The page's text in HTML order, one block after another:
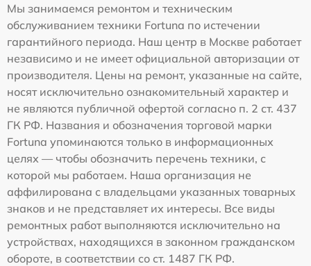
Мы занимаемся ремонтом и техническим
обслуживанием техники Fortuna по истечении
гарантийного периода. Наш центр в Москве работает
независимо и не имеет официальной авторизации от
производителя. Цены на ремонт, указанные на сайте,
носят исключительно ознакомительный характер и
не являются публичной офертой согласно п. 2 ст. 437
ГК РФ. Названия и обозначения торговой марки
Fortuna упоминаются только в информационных
целях — чтобы обозначить перечень техники, с
которой мы работаем. Наша организация не
аффилирована с владельцами указанных товарных
знаков и не представляет их интересы. Все виды
ремонтных работ выполняются исключительно на
устройствах, находящихся в законном гражданском
обороте, в соответствии со ст. 1487 ГК РФ.